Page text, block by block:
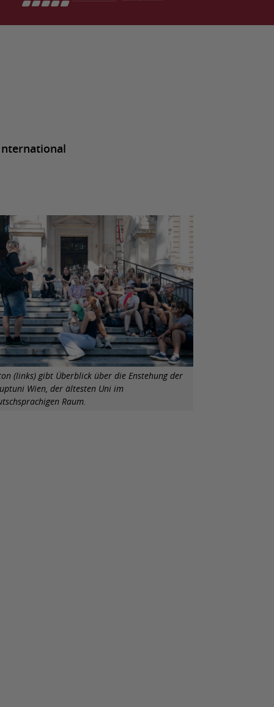
(links) gibt Überblick über die Enstehung der
Wien, der ältesten Uni im
Raum.